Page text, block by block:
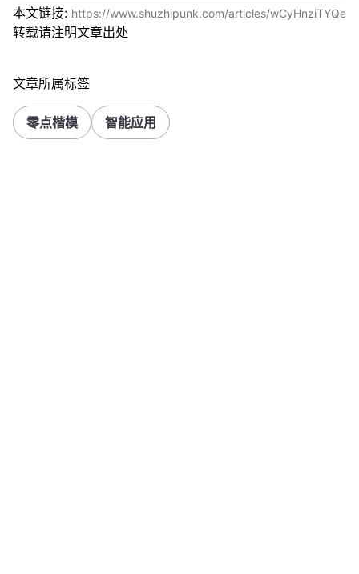
本文链接: https://www.shuzhipunk.com/articles/wCyHnziTYQe
转载请注明文章出处
文章所属标签
零点楷模 智能应用